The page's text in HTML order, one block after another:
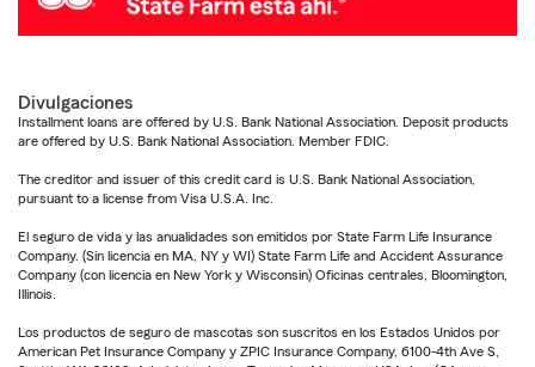
Divulgaciones
Installment loans are offered by U.S. Bank National Association. Deposit products
are offered by U.S. Bank National Association. Member FDIC.
The creditor and issuer of this credit card is U.S. Bank National Association,
pursuant to a license from Visa U.S.A. Inc.
El seguro de vida y las anualidades son emitidos por State Farm Life Insurance
Company. (Sin licencia en MA, NY y WI) State Farm Life and Accident Assurance
Company (con licencia en New York y Wisconsin) Oficinas centrales, Bloomington,
Illinois.
Los productos de seguro de mascotas son suscritos en los Estados Unidos por
American Pet Insurance Company y ZPIC Insurance Company, 6100-4th Ave S,